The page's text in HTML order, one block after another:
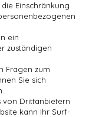
Einschränkung
ein
zuständigen
Fragen zum
Sie sich
von Drittanbietern
kann Ihr Surf-